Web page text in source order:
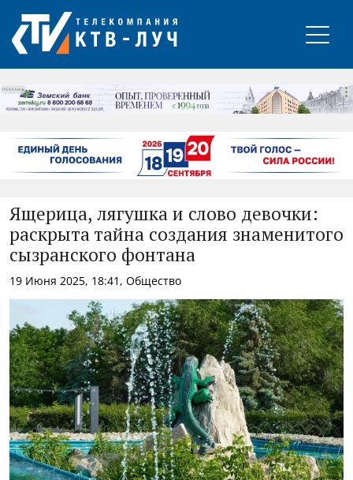
РЕКЛАМА
Ящерица, лягушка и слово девочки:
раскрыта тайна создания знаменитого
сызранского фонтана
19 Июня 2025, 18:41, Общество